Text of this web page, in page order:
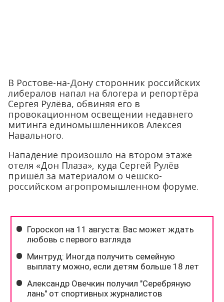
В Ростове-на-Дону сторонник российских
либералов напал на блогера и репортёра
Сергея Рулёва, обвиняя его в
провокационном освещении недавнего
митинга единомышленников Алексея
Навального.
Нападение произошло на втором этаже
отеля «Дон Плаза», куда Сергей Рулёв
пришёл за материалом о чешско-
российском агропромышленном форуме.